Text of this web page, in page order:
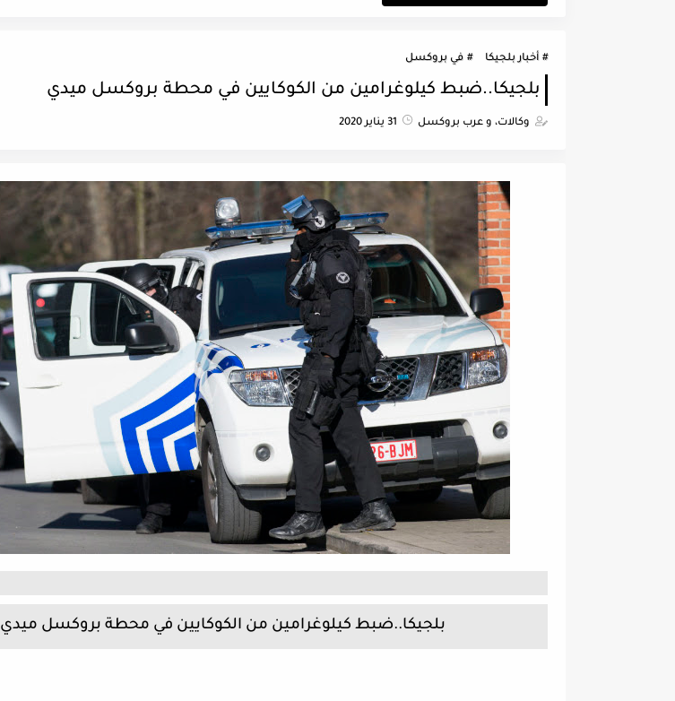
أخبار بلجيكا في بروكسل
بلجيكا..ضبط كيلوغرامين من الكوكايين في محطة بروكسل ميدي
وكالات، و عرب بروكسل 31 يناير 2020
بلجيكا..ضبط كيلوغرامين من الكوكايين في محطة بروكسل ميدي